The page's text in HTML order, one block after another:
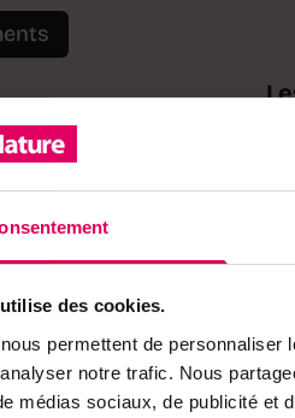
des cookies.
permettent de
notre trafic. Nous
médias sociaux, de publicité et
·
·